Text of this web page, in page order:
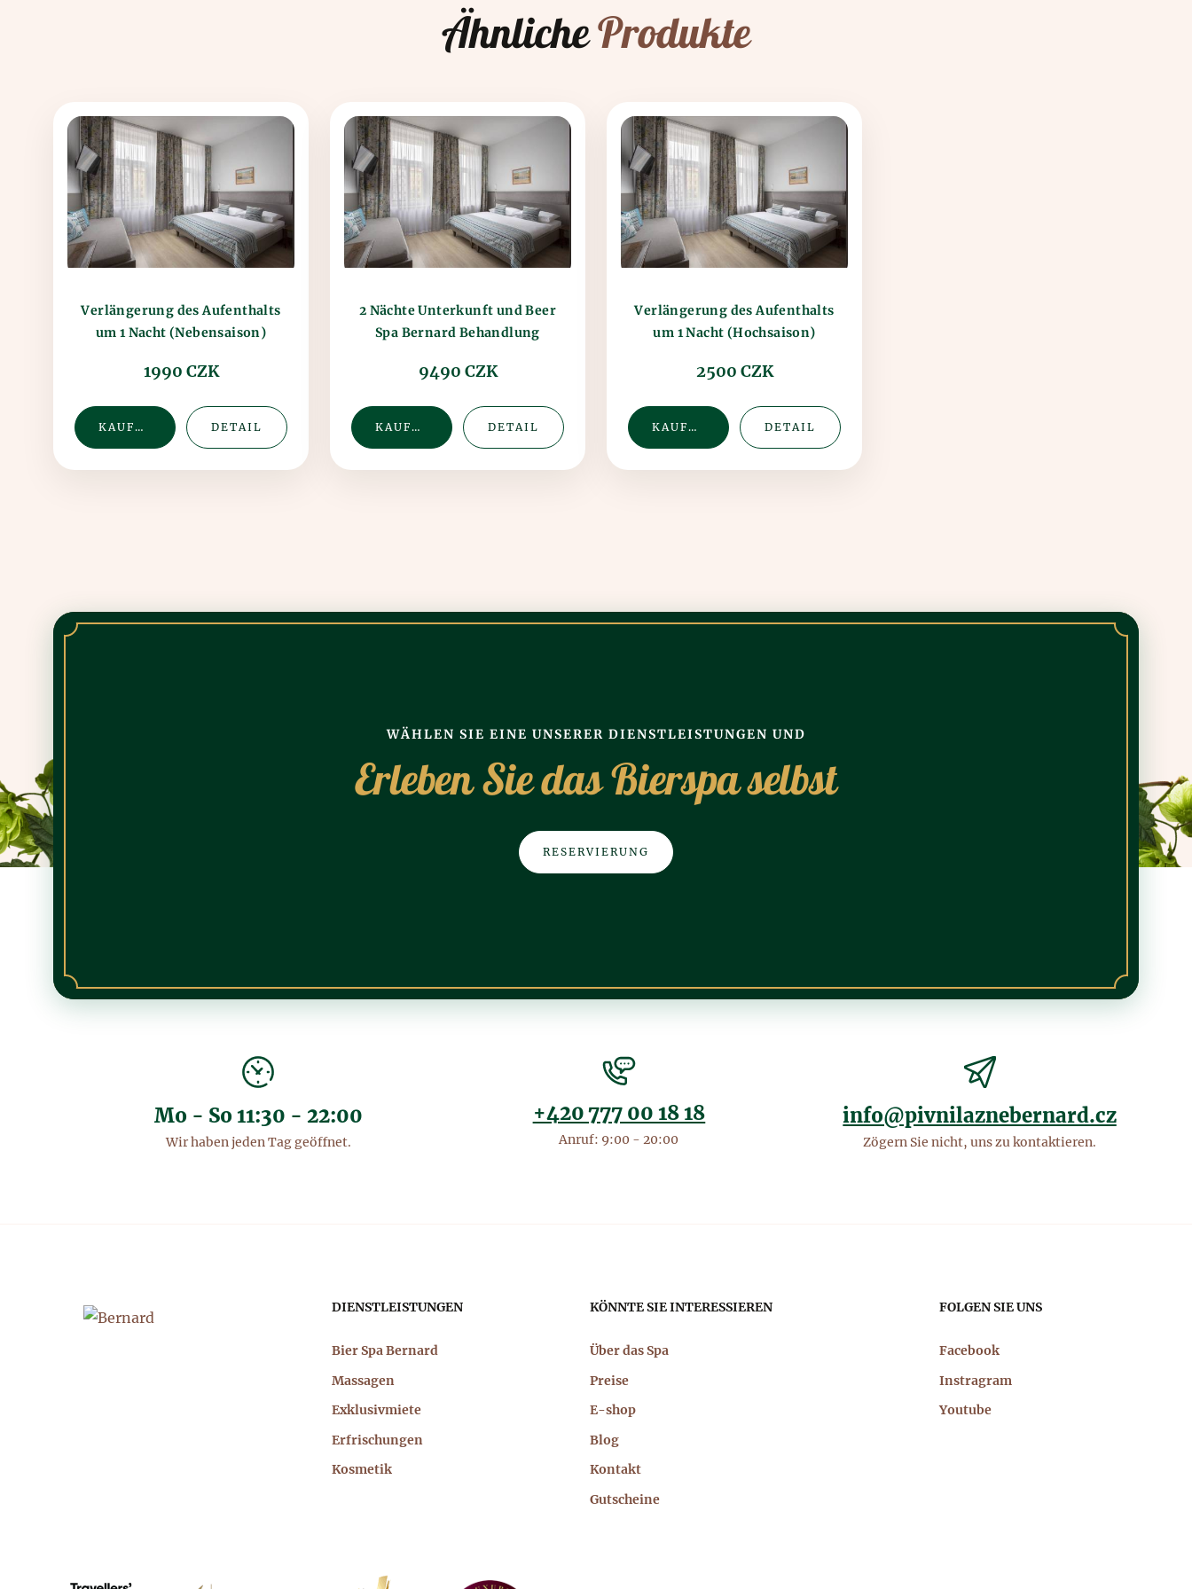
ÄhnlicheProdukte
Verlängerung des Aufenthalts
um 1 Nacht (Nebensaison)
1990 CZK
KAUFEN DETAIL
2 Nächte Unterkunft und Beer
Spa Bernard Behandlung
9490 CZK
KAUFEN DETAIL
Verlängerung des Aufenthalts
um 1 Nacht (Hochsaison)
2500 CZK
KAUFEN DETAIL
WÄHLEN SIE EINE UNSERER DIENSTLEISTUNGEN UND
Erleben Sie das Bierspa selbst
RESERVIERUNG
Mo - So 11:30 - 22:00
Wir haben jeden Tag geöffnet.
+420 777 00 18 18
Anruf: 9:00 - 20:00
info@pivnilaznebernard.cz
Zögern Sie nicht, uns zu kontaktieren.
Hauptnavigation
DIENSTLEISTUNGEN
Bier Spa Bernard
Massagen
Exklusivmiete
Erfrischungen
Kosmetik
KÖNNTE SIE INTERESSIEREN
Über das Spa
Preise
E-shop
Blog
Kontakt
Gutscheine
FOLGEN SIE UNS
Facebook
Instragram
Youtube